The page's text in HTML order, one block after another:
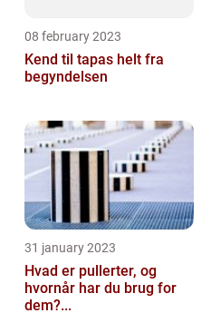
08 february 2023
Kend til tapas helt fra
begyndelsen
31 january 2023
Hvad er pullerter, og
hvornår har du brug for
dem?...